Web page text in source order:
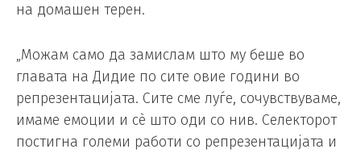
на домашен терен.
„Можам само да замислам што му беше во
главата на Дидие по сите овие години во
репрезентацијата. Сите сме луѓе, сочувствуваме,
имаме емоции и сè што оди со нив. Селекторот
постигна големи работи со репрезентацијата и